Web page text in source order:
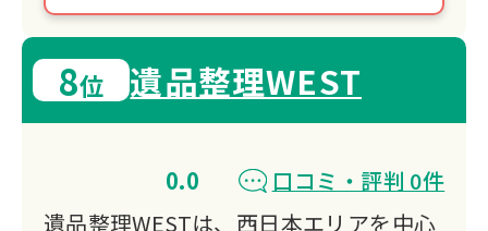
8位 遺品整理WEST
0.0
口コミ・評判 0件
遺品整理WESTは、西日本エリアを中心